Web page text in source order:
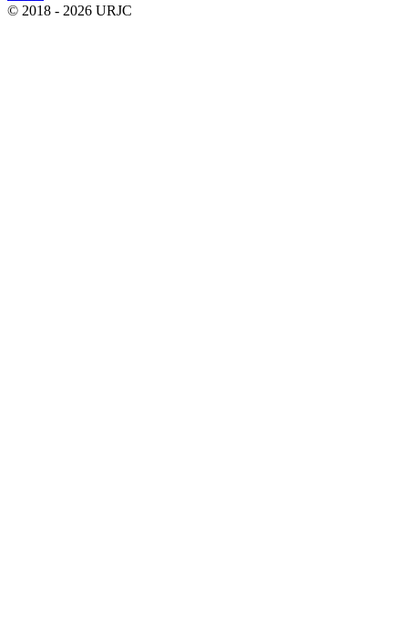
© 2018 - 2026 URJC